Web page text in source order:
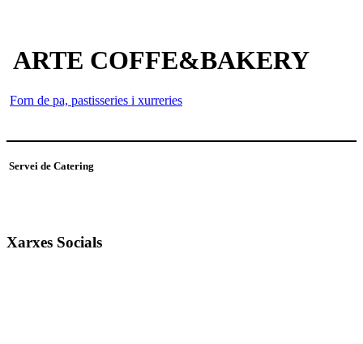
ARTE COFFE&BAKERY
Forn de pa, pastisseries i xurreries
Servei de Catering
Xarxes Socials